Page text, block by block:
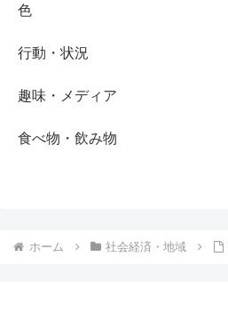
色
行動・状況
趣味・メディア
食べ物・飲み物
ホーム 社会経済・地域